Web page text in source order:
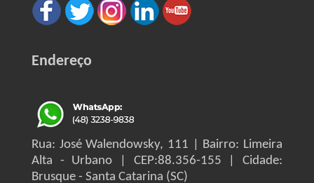
Endereço
Rua: José Walendowsky, 111 | Bairro: Limeira
Alta - Urbano | CEP:88.356-155 | Cidade:
Brusque - Santa Catarina (SC)